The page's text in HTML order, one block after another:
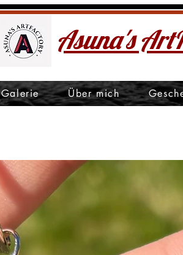
Asuna's
Galerie Über mich